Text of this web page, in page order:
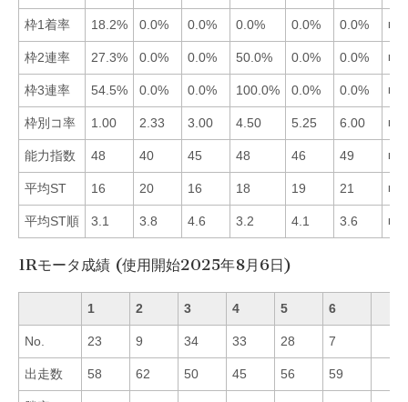
枠1着率 18.2% 0.0% 0.0% 0.0% 0.0% 0.0%
枠2連率 27.3% 0.0% 0.0% 50.0% 0.0% 0.0%
枠3連率 54.5% 0.0% 0.0% 100.0% 0.0% 0.0%
枠別コ率 1.00 2.33 3.00 4.50 5.25 6.00
能力指数 48 40 45 48 46 49
平均ST 16 20 16 18 19 21
平均ST順 3.1 3.8 4.6 3.2 4.1 3.6
1Rモータ成績 (使用開始2025年8月6日)
1 2 3 4 5 6
No. 23 9 34 33 28 7
出走数 58 62 50 45 56 59